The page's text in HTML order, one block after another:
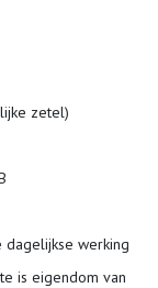
zetel)
dagelijkse werking
is eigendom van